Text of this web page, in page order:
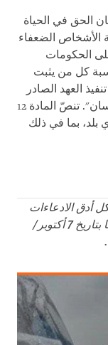
تضمنان الحق في الحياة
الأشخاص الضعفاء
الحكومات
كل من يثبت
العهد الصادر
عن "لجنة الأمم المتحدة المعنية بحقوق الإنسان". تنصّ المادة 12
بما في ذلك
أدق الادعاءات
من جانب السلطات الجزائرية بشأن رسالتها بتاريخ 7 أكتوبر/